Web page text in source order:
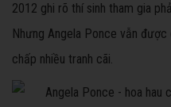
2012 ghi rõ thí sinh tham gia
Nhưng Angela Ponce vẫn
chấp nhiều tranh cãi.